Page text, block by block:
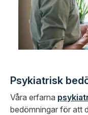
Psykiatrisk
Våra erfarna
bedömningar för att